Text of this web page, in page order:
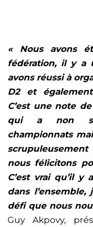
« Nous avons
fédération, il y a
avons réussi à
D2 et
C’est une note
qui a non
championnats
nous félicitons
C’est vrai qu’il
dans l’ensemble,
défi que nous
Guy Akpovy,